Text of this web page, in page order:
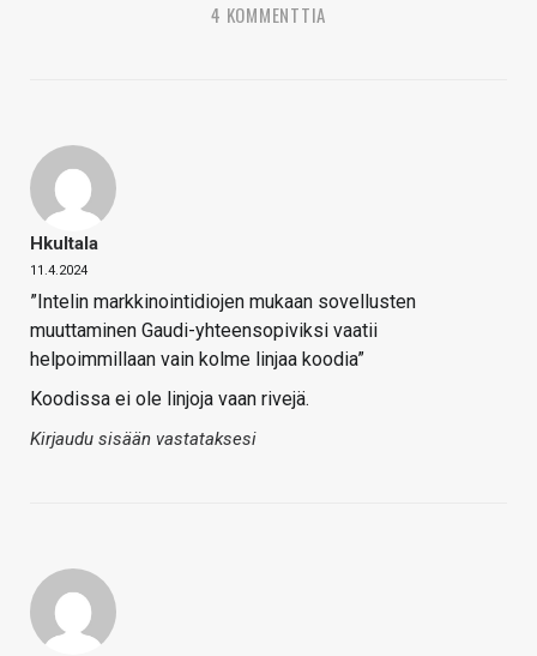
4 KOMMENTTIA
Hkultala
11.4.2024
”Intelin markkinointidiojen mukaan sovellusten
muuttaminen Gaudi-yhteensopiviksi vaatii
helpoimmillaan vain kolme linjaa koodia”
Koodissa ei ole linjoja vaan rivejä.
Kirjaudu sisään vastataksesi